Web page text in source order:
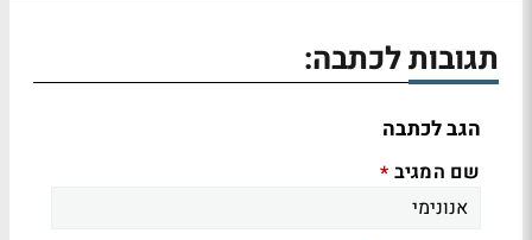
תגובות לכתבה:
הגב לכתבה
שם המגיב *